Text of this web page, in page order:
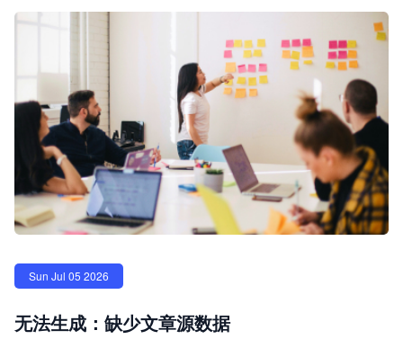
Sun Jul 05 2026
无法生成：缺少文章源数据